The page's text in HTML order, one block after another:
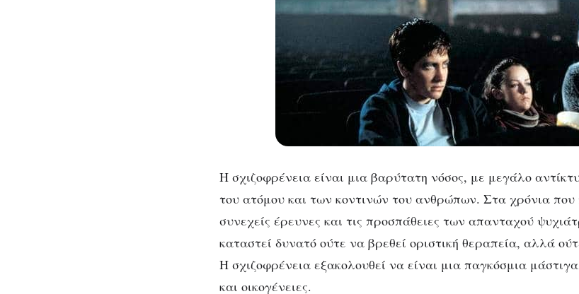
Η σχιζοφρένεια είναι μια βαρύτατη νόσος, με μεγάλο
του ατόμου και των κοντινών του ανθρώπων. Στα χρόνια
συνεχείς έρευνες και τις προσπάθειες των απανταχού
καταστεί δυνατό ούτε να βρεθεί οριστική θεραπεία, αλλά
Η σχιζοφρένεια εξακολουθεί να είναι μια παγκόσμια
και οικογένειες.